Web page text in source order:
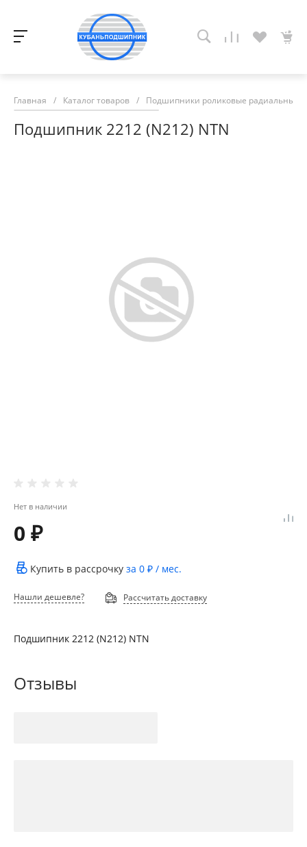
Главная / Каталог товаров / Подшипники роликовые радиальные
Подшипник 2212 (N212) NTN
Нет в наличии
0 ₽
Купить в рассрочку за 0 ₽ / мес.
Нашли дешевле? Рассчитать доставку
Подшипник 2212 (N212) NTN
Отзывы